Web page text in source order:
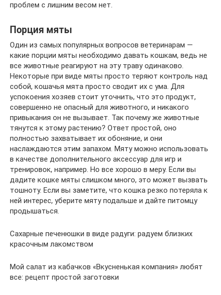
проблем с лишним весом нет.
Порция мяты
Один из самых популярных вопросов ветеринарам —
какие порции мяты необходимо давать кошкам, ведь не
все животные реагируют на эту траву одинаково.
Некоторые при виде мяты просто теряют контроль над
собой, кошачья мята просто сводит их с ума. Для
успокоения хозяев стоит уточнить, что это продукт,
совершенно не опасный для животного, и никакого
привыкания он не вызывает. Так почему же животные
тянутся к этому растению? Ответ простой, оно
полностью захватывает их обоняние, и они
наслаждаются этим запахом. Мяту можно использовать
в качестве дополнительного аксессуар для игр и
тренировок, например. Но все хорошо в меру. Если вы
дадите кошке мяты слишком много, это может вызвать
тошноту. Если вы заметите, что кошка резко потеряла к
ней интерес, уберите мяту подальше и дайте питомцу
продышаться.
Сахарные печенюшки в виде радуги: радуем близких
красочным лакомством
Мой салат из кабачков «Вкусненькая компания» любят
все: рецепт простой заготовки